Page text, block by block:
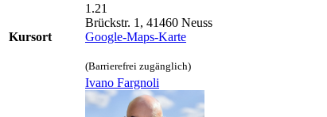
Kursort
1.21
Brückstr. 1, 41460 Neuss
Google-Maps-Karte
(Barrierefrei zugänglich)
Ivano Fargnoli